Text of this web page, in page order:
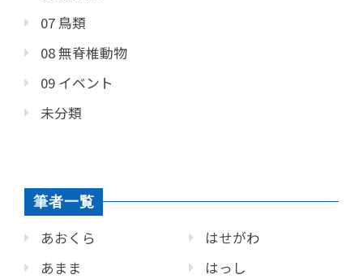
07 鳥類
08 無脊椎動物
09 イベント
未分類
筆者一覧
あおくら
あまま
はせがわ
はっし